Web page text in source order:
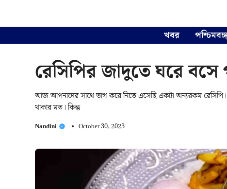
খবর পশ্চিমবঙ্গ
রেসিপির জাদুতে ঘরে বসে
আজ আপনাদের সাথে ভাগ করে নিতে এসেছি একটা অন্যরকম রেসিপি।
থাকার মত। কিন্তু
Nandini October 30, 2023